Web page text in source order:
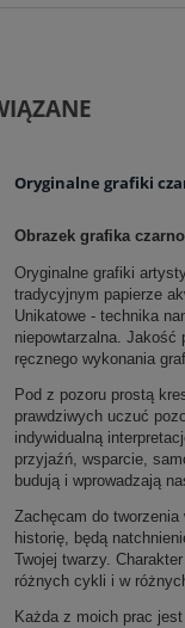
Oryginalne grafiki
Obrazek grafika
Oryginalne grafiki
tradycyjnym papierze
Unikatowe - technika
niepowtarzalna. Jakość
ręcznego wykonania
Pod z pozoru prostą
prawdziwych uczuć
indywidualną
przyjaźń, wsparcie,
budują i wprowadzają
Zachęcam do tworzenia
historię, będą
Twojej twarzy.
różnych cykli i w
Każda z moich prac